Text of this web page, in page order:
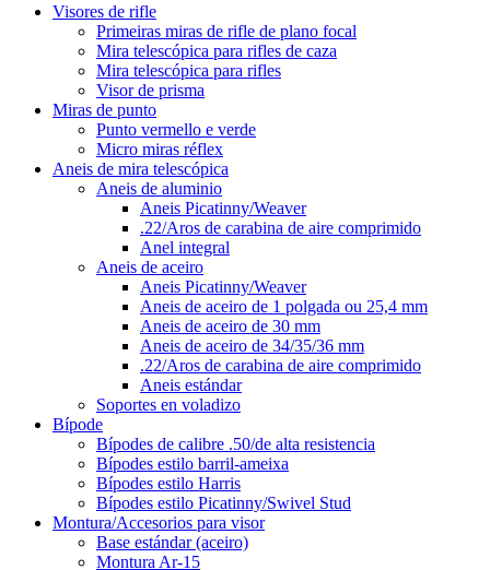
Visores de rifle
Primeiras miras de rifle de plano focal
Mira telescópica para rifles de caza
Mira telescópica para rifles
Visor de prisma
Miras de punto
Punto vermello e verde
Micro miras réflex
Aneis de mira telescópica
Aneis de aluminio
Aneis Picatinny/Weaver
.22/Aros de carabina de aire comprimido
Anel integral
Aneis de aceiro
Aneis Picatinny/Weaver
Aneis de aceiro de 1 polgada ou 25,4 mm
Aneis de aceiro de 30 mm
Aneis de aceiro de 34/35/36 mm
.22/Aros de carabina de aire comprimido
Aneis estándar
Soportes en voladizo
Bípode
Bípodes de calibre .50/de alta resistencia
Bípodes estilo barril-ameixa
Bípodes estilo Harris
Bípodes estilo Picatinny/Swivel Stud
Montura/Accesorios para visor
Base estándar (aceiro)
Montura Ar-15